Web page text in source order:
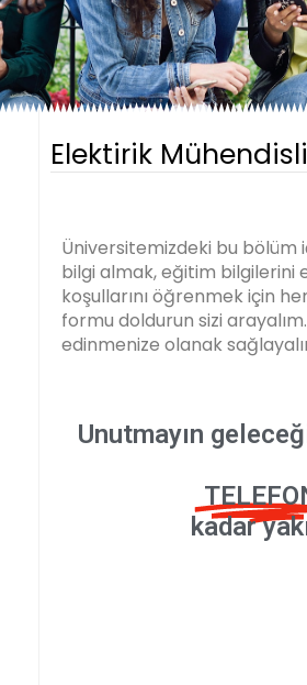
Elektirik
Üniversitemizdeki bu bölüm
bilgi almak, eğitim bilgilerini
koşullarını öğrenmek için
formu doldurun sizi
edinmenize olanak
Unutmayın
kadar